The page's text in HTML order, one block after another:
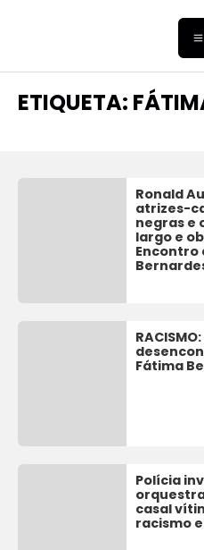
ETIQUETA:
Ronald
atrizes-
negras e
largo e
Encontro
Fátima
Polícia
casal
racismo